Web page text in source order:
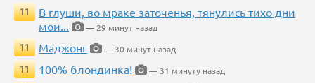
11
В глуши, во мраке заточенья, тянулись тихо дни
мои...
— 29 минут назад
11
Маджонг
— 30 минут назад
11
100% блондинка!
— 31 минуту назад